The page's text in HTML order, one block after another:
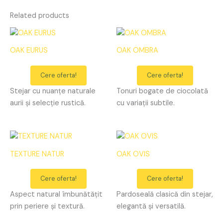
Related products
OAK EURUS
Cere oferta!
Stejar cu nuanțe naturale
aurii și selecție rustică.
OAK OMBRA
Cere oferta!
Tonuri bogate de ciocolată
cu variații subtile.
TEXTURE NATUR
Cere oferta!
Aspect natural îmbunătățit
prin periere și textură.
OAK OVIS
Cere oferta!
Pardoseală clasică din stejar,
elegantă și versatilă.